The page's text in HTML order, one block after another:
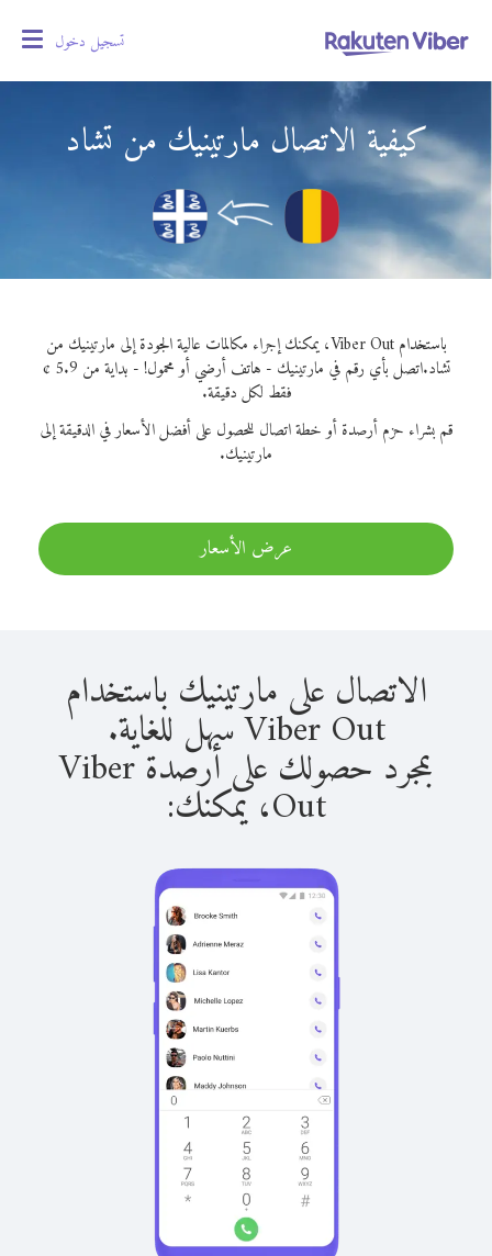
تسجيل دخول
كيفية الاتصال مارتينيك من تشاد
باستخدام Viber Out، يمكنك إجراء مكالمات عالية الجودة إلى مارتينيك من
تشاد.
اتصل بأي رقم في مارتينيك - هاتف أرضي أو محمول! - بداية من 5.9 ¢
فقط لكل دقيقة.
قم بشراء حزم أرصدة أو خطة اتصال للحصول على أفضل الأسعار في الدقيقة إلى
مارتينيك.
عرض الأسعار
الاتصال على مارتينيك باستخدام
Viber Out سهل للغاية.
بمجرد حصولك على أرصدة Viber
Out، يمكنك: